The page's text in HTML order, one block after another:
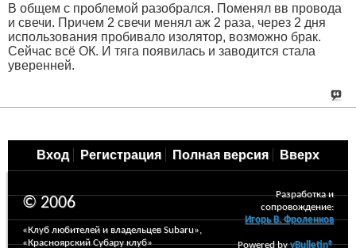
В общем с проблемой разобрался. Поменял вв провода
и свечи. Причем 2 свечи менял аж 2 раза, через 2 дня
использования пробивало изолятор, возможно брак.
Сейчас всё ОК. И тяга появилась и заводится стала
уверенней.
Вход Регистрация Полная версия Вверх
© 2006
«Клуб любителей и владельцев Subaru»,
«Красноярский Субару клуб»
Разработка и
сопровождение:
Игорь В. Фроленков
Powered byvBulletin®